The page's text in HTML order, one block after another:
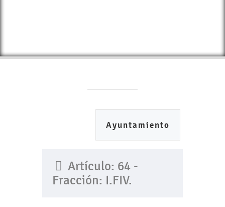
Ayuntamiento
Artículo: 64 -
Fracción: I.FIV.